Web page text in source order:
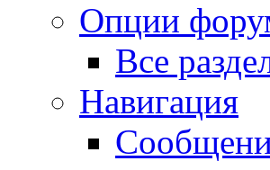
Опции
Все
Навигация